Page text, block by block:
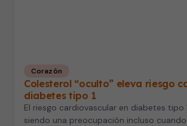
Corazón
Colesterol “oculto” eleva riesgo
diabetes tipo 1
El riesgo cardiovascular en diabetes tipo
siendo una preocupación incluso